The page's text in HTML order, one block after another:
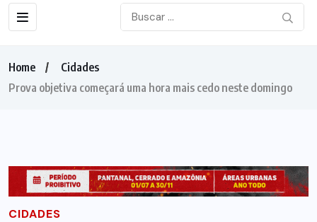
Home
Cidades
Prova objetiva começará uma hora mais cedo neste domingo
CIDADES